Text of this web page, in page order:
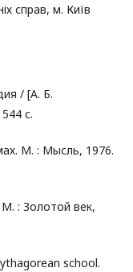
справ, м. Київ
/ [А. Б.
с.
М. : Мысль, 1976.
: Золотой век,
school.